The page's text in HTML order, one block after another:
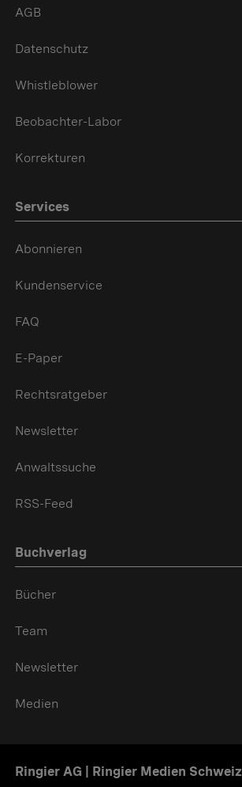
AGB
Datenschutz
Whistleblower
Beobachter-Labor
Korrekturen
Services
Abonnieren
Kundenservice
FAQ
E-Paper
Rechtsratgeber
Newsletter
Anwaltssuche
RSS-Feed
Buchverlag
Bücher
Team
Newsletter
Medien
Ringier AG | Ringier Medien Schweiz